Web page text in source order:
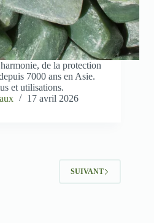
de la protection
7000 ans en Asie.
et utilisations.
17 avril 2026
SUIVANT